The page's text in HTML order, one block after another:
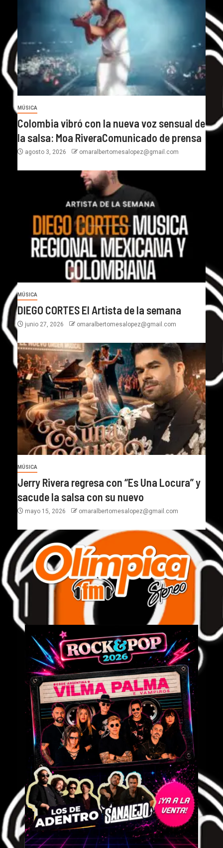
MÚSICA
Colombia vibró con la nueva voz sensual de
la salsa: Moa RiveraComunicado de prensa
agosto 3, 2026 omaralbertomesalopez@gmail.com
MÚSICA
DIEGO CORTES El Artista de la semana
junio 27, 2026 omaralbertomesalopez@gmail.com
MÚSICA
Jerry Rivera regresa con “Es Una Locura” y
sacude la salsa con su nuevo
mayo 15, 2026 omaralbertomesalopez@gmail.com